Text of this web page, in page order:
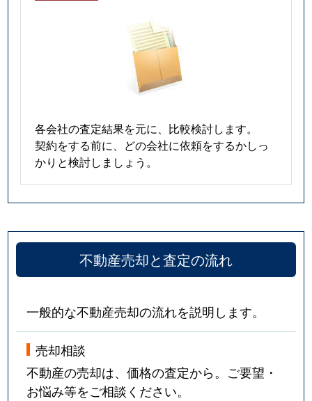
各会社の査定結果を元に、比較検討します。
契約をする前に、どの会社に依頼をするかしっ
かりと検討しましょう。
不動産売却と査定の流れ
一般的な不動産売却の流れを説明します。
売却相談
不動産の売却は、価格の査定から。ご要望・
お悩み等をご相談ください。